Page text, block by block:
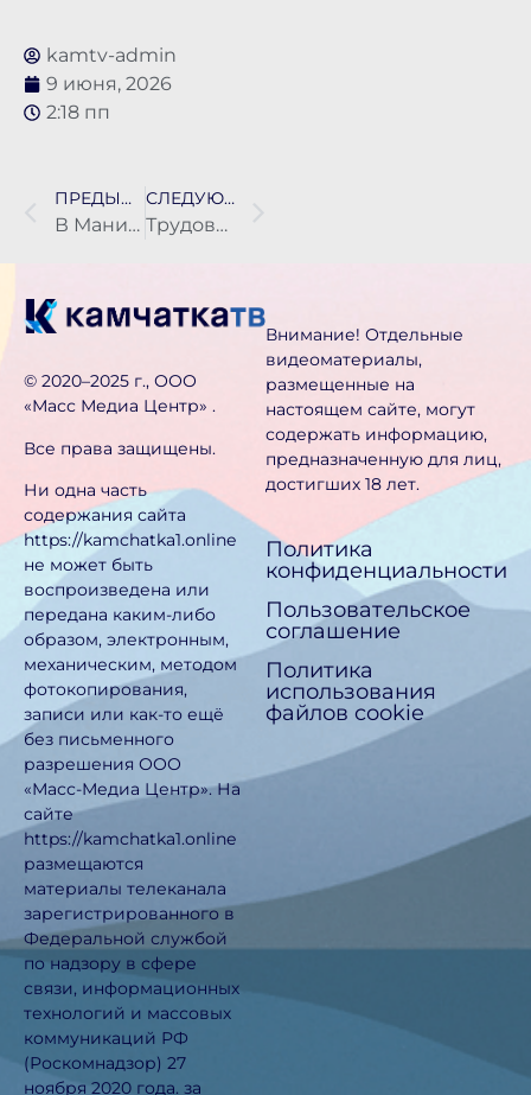
kamtv-admin
9 июня, 2026
2:18 пп
ПРЕДЫДУЩАЯ НОВОСТЬ
В Манилы отправилось судно со 150 тоннами продуктов и стройматериалов
СЛЕДУЮЩАЯ НОВОСТЬ
Трудовые отряды приводят в порядок Петропавловск-Камчатский
©️ 2020–2025 г., ООО
«Масс Медиа Центр» .
Все права защищены.
Ни одна часть
содержания сайта
https://kamchatka1.online
не может быть
воспроизведена или
передана каким-либо
образом, электронным,
механическим, методом
фотокопирования,
записи или как-то ещё
без письменного
разрешения ООО
«Масс-Медиа Центр». На
сайте
https://kamchatka1.online
размещаются
материалы телеканала
зарегистрированного в
Федеральной службой
по надзору в сфере
связи, информационных
технологий и массовых
коммуникаций РФ
(Роскомнадзор) 27
ноября 2020 года. за
Внимание! Отдельные
видеоматериалы,
размещенные на
настоящем сайте, могут
содержать информацию,
предназначен­ную для лиц,
достигших 18 лет.
Политика
конфиденциальности
Пользовательское
соглашение
Политика
использования
файлов cookie